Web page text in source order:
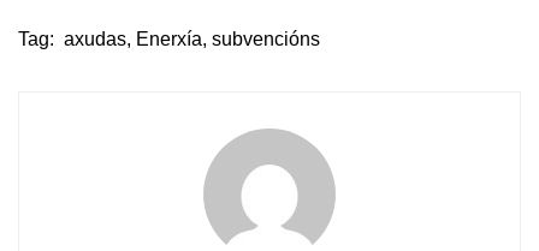
Tag: axudas, Enerxía, subvencións